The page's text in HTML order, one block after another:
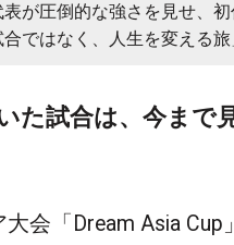
が圧倒的な強さを見せ、
ではなく、人生を変える旅
た試合は、今まで
会「Dream Asia Cup